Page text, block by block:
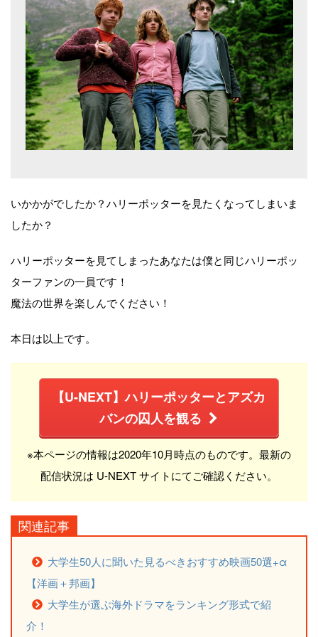
いかかがでしたか？ハリーポッターを見たくなってしまいま
したか？
ハリーポッターを見てしまったあなたは僕と同じハリーポッ
ターファンの一員です！
魔法の世界を楽しんでください！
本日は以上です。
【U-NEXT】ハリーポッターとアズカ
バンの囚人を観る
※本ページの情報は2020年10月時点のものです。最新の
配信状況は U-NEXT サイトにてご確認ください。
関連記事
大学生50人に聞いた見るべきおすすめ映画50選+α
【洋画＋邦画】
大学生が選ぶ海外ドラマをランキング形式で紹
介！